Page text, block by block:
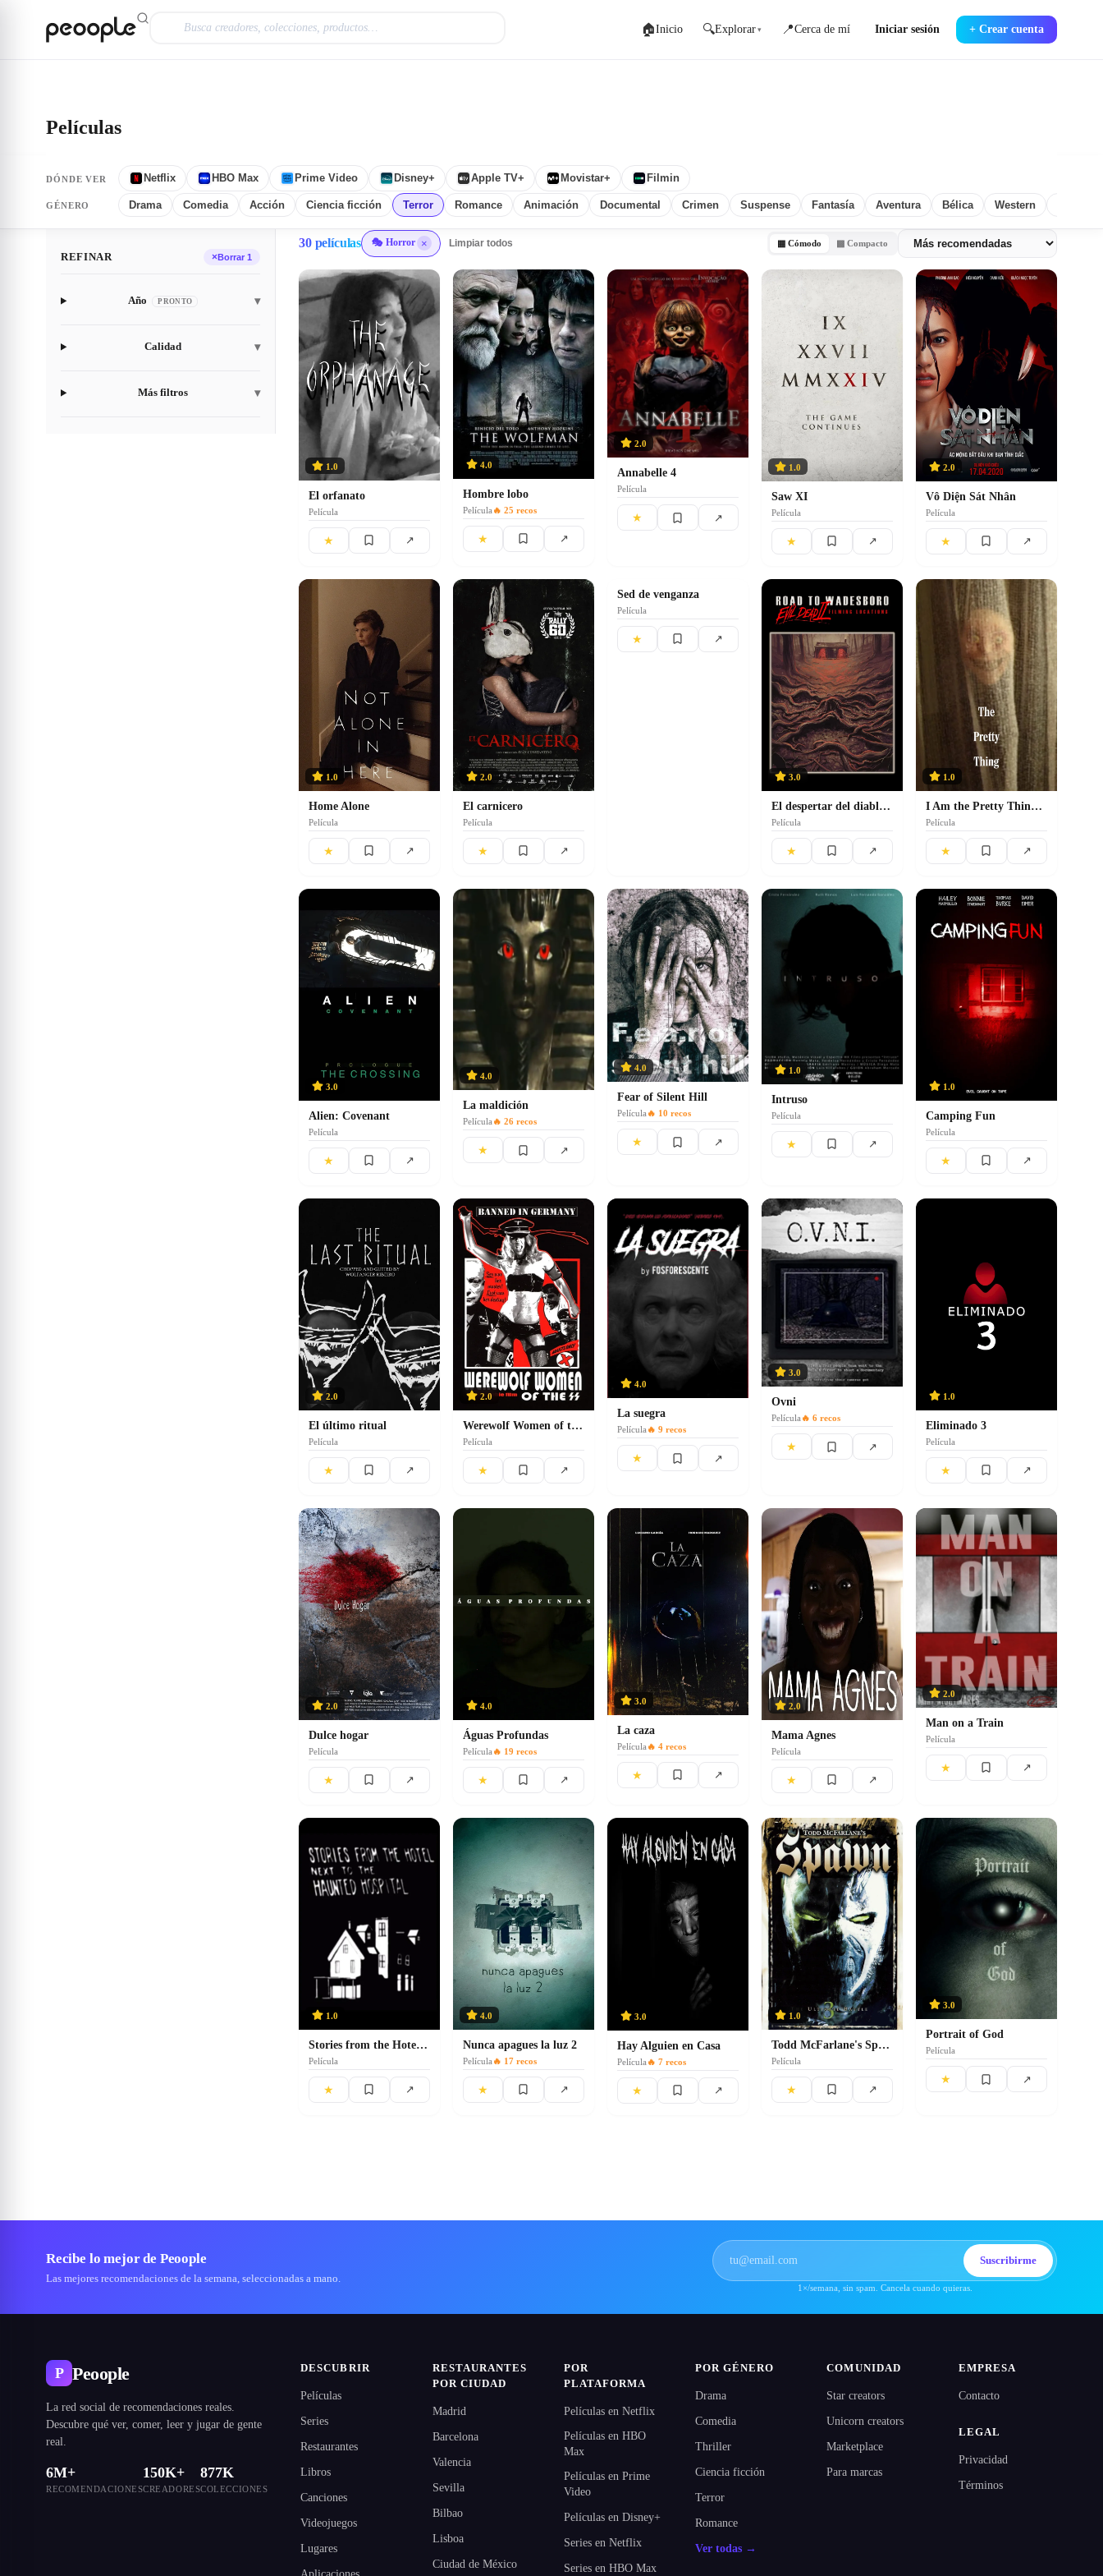
🏠Inicio 🔍Explorar ▾ 📍Cerca de mí Iniciar sesión + Crear cuenta
Películas
DÓNDE VER Netflix HBO Max Prime Video Disney+ Apple TV+ Movistar+ Filmin
GÉNERO Drama Comedia Acción Ciencia ficción Terror Romance Animación Documental Crimen Suspense Fantasía Aventura Bélica Western
REFINAR ×Borrar 1
Año PRONTO ▾
Calidad ▾
Más filtros ▾
30 películas 🎭 Horror × Limpiar todos ▦ Cómodo ▩ Compacto
1.0
El orfanato
Película
★ ↗
4.0
Hombre lobo
Película 🔥 25 recos
★ ↗
2.0
Annabelle 4
Película
★ ↗
1.0
Saw XI
Película
★ ↗
2.0
Vô Diện Sát Nhân
Película
★ ↗
1.0
Home Alone
Película
★ ↗
2.0
El carnicero
Película
★ ↗
Sed de venganza
Película
★ ↗
3.0
El despertar del diablo 2
Película
★ ↗
1.0
I Am the Pretty Thing That Lives in the House
Película
★ ↗
3.0
Alien: Covenant
Película
★ ↗
4.0
La maldición
Película 🔥 26 recos
★ ↗
4.0
Fear of Silent Hill
Película 🔥 10 recos
★ ↗
1.0
Intruso
Película
★ ↗
1.0
Camping Fun
Película
★ ↗
2.0
El último ritual
Película
★ ↗
2.0
Werewolf Women of the S.S.
Película
★ ↗
4.0
La suegra
Película🔥 9 recos
★ ↗
3.0
Ovni
Película 🔥 6 recos
★ ↗
1.0
Eliminado 3
Película
★ ↗
2.0
Dulce hogar
Película
★ ↗
4.0
Águas Profundas
Película 🔥 19 recos
★ ↗
3.0
La caza
Película 🔥 4 recos
★ ↗
2.0
Mama Agnes
Película
★ ↗
2.0
Man on a Train
Película
★ ↗
1.0
Stories from the Hotel Next to the Haunted Hospital
Película
★ ↗
4.0
Nunca apagues la luz 2
Película 🔥 17 recos
★ ↗
3.0
Hay Alguien en Casa
Película 🔥 7 recos
★ ↗
1.0
Todd McFarlane's Spawn 3: The Ultimate Battle
Película
★ ↗
3.0
Portrait of God
Película
★ ↗
Recibe lo mejor de Peoople
Las mejores recomendaciones de la semana, seleccionadas a mano.
Suscribirme
1×/semana, sin spam. Cancela cuando quieras.
P Peoople
La red social de recomendaciones reales.
Descubre qué ver, comer, leer y jugar de gente
real.
6M+
RECOMENDACIONES
150K+
CREADORES
877K
COLECCIONES
DESCUBRIR
Películas
Series
Restaurantes
Libros
Canciones
Videojuegos
Lugares
RESTAURANTES
POR CIUDAD
Madrid
Barcelona
Valencia
Sevilla
Bilbao
Lisboa
Ciudad de México
POR
PLATAFORMA
Películas en Netflix
Películas en HBO
Max
Películas en Prime
Video
Películas en Disney+
Series en Netflix
Series en HBO Max
POR GÉNERO
Drama
Comedia
Thriller
Ciencia ficción
Terror
Romance
Ver todas →
COMUNIDAD
Star creators
Unicorn creators
Marketplace
Para marcas
EMPRESA
Contacto
LEGAL
Privacidad
Términos